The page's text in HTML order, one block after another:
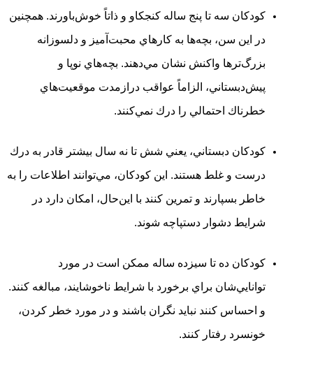
كودكان سه تا پنج ساله كنجكاو و ذاتاً خوش‌باورند. همچنين
در اين سن، بچه‌ها به كارهاي محبت‌آميز و دلسوزانه
بزرگ‌ترها واكنش نشان مي‌دهند. بچه‌هاي نوپا و
پيش‌دبستاني، الزاماً عواقب درازمدت موقعيت‌هاي
خطرناك احتمالي را درك نمي‌كنند.
كودكان دبستاني، يعني شش تا نه سال بيشتر قادر به درك
درست و غلط هستند. اين كودكان، مي‌توانند اطلاعات را به
خاطر بسپارند و تمرين كنند با اين‌حال، امكان دارد در
شرايط دشوار دستپاچه شوند.
كودكان ده تا سيزده ساله ممكن است در مورد
توانايي‌شان براي برخورد با شرايط ناخوشايند، مبالغه كنند.
و احساس كنند نبايد نگران باشند و در مورد خطر كردن،
خونسرد رفتار كنند.